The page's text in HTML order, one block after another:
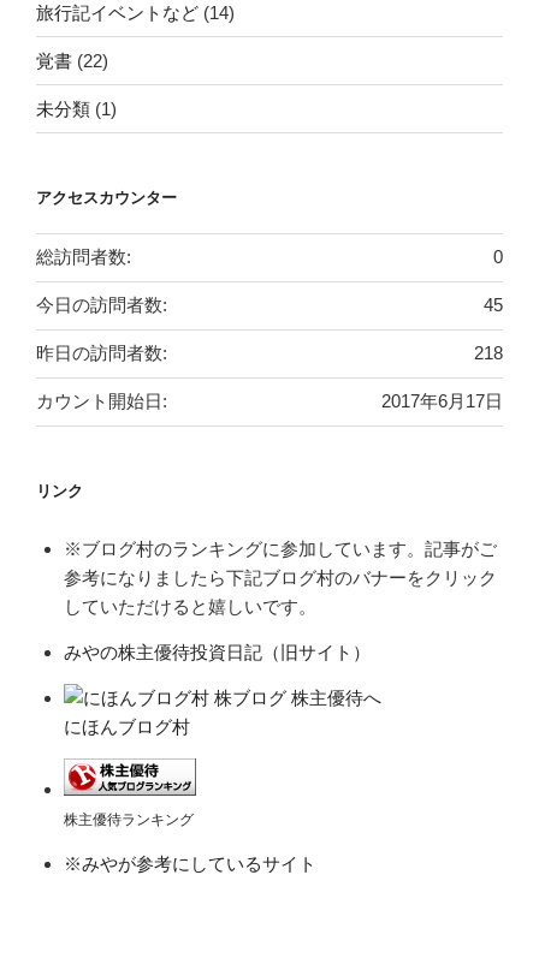
旅行記イベントなど (14)
覚書 (22)
未分類 (1)
アクセスカウンター
0
総訪問者数:
45
今日の訪問者数:
218
昨日の訪問者数:
2017年6月17日
カウント開始日:
リンク
※ブログ村のランキングに参加しています。記事がご
参考になりましたら下記ブログ村のバナーをクリック
していただけると嬉しいです。
みやの株主優待投資日記（旧サイト）
にほんブログ村
株主優待ランキング
※みやが参考にしているサイト